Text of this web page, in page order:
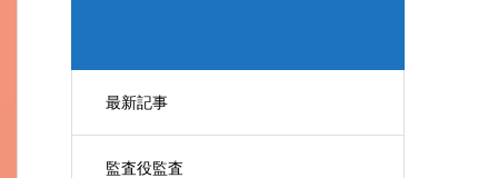
最新記事
監査役監査